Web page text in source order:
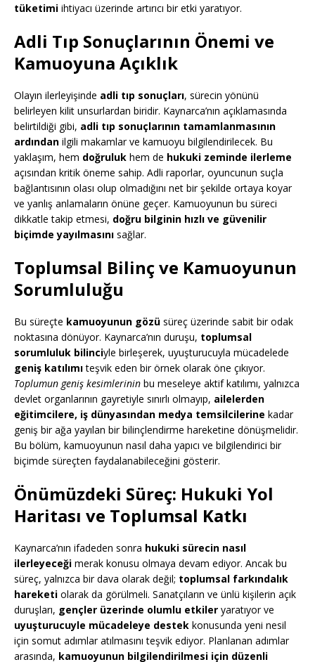
tüketimi ihtiyacı üzerinde artırıcı bir etki yaratıyor.
Adli Tıp Sonuçlarının Önemi ve
Kamuoyuna Açıklık
Olayın ilerleyişinde adli tıp sonuçları, sürecin yönünü
belirleyen kilit unsurlardan biridir. Kaynarca’nın açıklamasında
belirtildiği gibi, adli tıp sonuçlarının tamamlanmasının
ardından ilgili makamlar ve kamuoyu bilgilendirilecek. Bu
yaklaşım, hem doğruluk hem de hukuki zeminde ilerleme
açısından kritik öneme sahip. Adli raporlar, oyuncunun suçla
bağlantısının olası olup olmadığını net bir şekilde ortaya koyar
ve yanlış anlamaların önüne geçer. Kamuoyunun bu süreci
dikkatle takip etmesi, doğru bilginin hızlı ve güvenilir
biçimde yayılmasını sağlar.
Toplumsal Bilinç ve Kamuoyunun
Sorumluluğu
Bu süreçte kamuoyunun gözü süreç üzerinde sabit bir odak
noktasına dönüyor. Kaynarca’nın duruşu, toplumsal
sorumluluk bilinciyle birleşerek, uyuşturucuyla mücadelede
geniş katılımıteşvik eden bir örnek olarak öne çıkıyor.
Toplumun geniş kesimlerinin bu meseleye aktif katılımı, yalnızca
devlet organlarının gayretiyle sınırlı olmayıp, ailelerden
eğitimcilere, iş dünyasından medya temsilcilerine kadar
geniş bir ağa yayılan bir bilinçlendirme hareketine dönüşmelidir.
Bu bölüm, kamuoyunun nasıl daha yapıcı ve bilgilendirici bir
biçimde süreçten faydalanabileceğini gösterir.
Önümüzdeki Süreç: Hukuki Yol
Haritası ve Toplumsal Katkı
Kaynarca’nın ifadeden sonra hukuki sürecin nasıl
ilerleyeceği merak konusu olmaya devam ediyor. Ancak bu
süreç, yalnızca bir dava olarak değil; toplumsal farkındalık
hareketi olarak da görülmeli. Sanatçıların ve ünlü kişilerin açık
duruşları, gençler üzerinde olumlu etkiler yaratıyor ve
uyuşturucuyle mücadeleye destek konusunda yeni nesil
için somut adımlar atılmasını teşvik ediyor. Planlanan adımlar
arasında, kamuoyunun bilgilendirilmesi için düzenli